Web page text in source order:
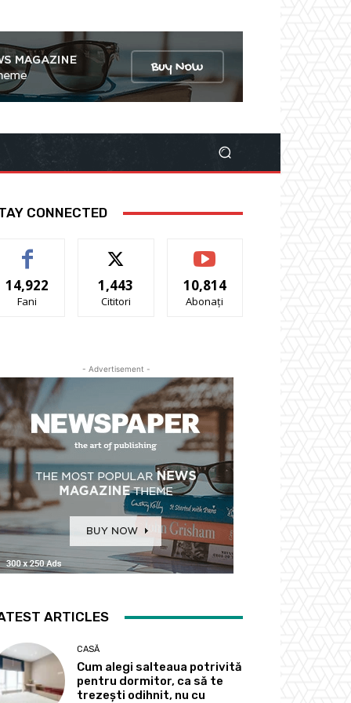
CONNECTED
14,922
Fani
1,443
Cititori
10,814
Abonați
- Advertisement -
ARTICLES
CASĂ
Cum alegi salteaua potrivită
pentru dormitor, ca să te
trezești odihnit, nu cu